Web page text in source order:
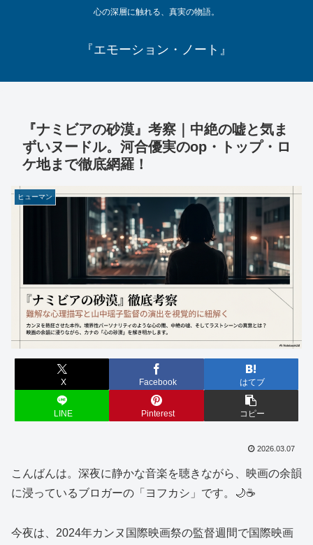
心の深層に触れる、真実の物語。
『エモーション・ノート』
『ナミビアの砂漠』考察｜中絶の嘘と気ま
ずいヌードル。河合優実のop・トップ・ロ
ケ地まで徹底網羅！
ヒューマン
X Facebook はてブ
LINE Pinterest コピー
2026.03.07
こんばんは。深夜に静かな音楽を聴きながら、映画の余韻
に浸っているブロガーの「ヨフカシ」です。🌙☕
今夜は、2024年カンヌ国際映画祭の監督週間で国際映画